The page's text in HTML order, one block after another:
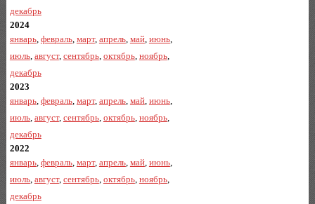
декабрь
2024
январь, февраль, март, апрель, май, июнь,
июль, август, сентябрь, октябрь, ноябрь,
декабрь
2023
январь, февраль, март, апрель, май, июнь,
июль, август, сентябрь, октябрь, ноябрь,
декабрь
2022
январь, февраль, март, апрель, май, июнь,
июль, август, сентябрь, октябрь, ноябрь,
декабрь